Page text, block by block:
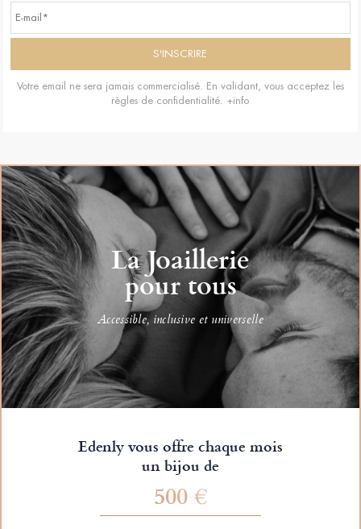
Votre email ne sera jamais commercialisé. En validant, vous acceptez les
règles de confidentialité. +info
La Joaillerie
pour tous
Accessible, inclusive et universelle
Edenly vous offre chaque mois
un bijou de
500 €